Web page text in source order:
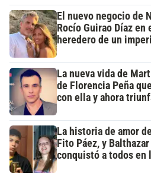
El nuevo negocio de
Rocío Guirao Díaz
heredero de un
La nueva vida de
de Florencia Peña
con ella y ahora
La historia de amor
Fito Páez, y
conquistó a todos en